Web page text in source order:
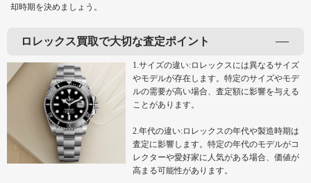
却時期を決めましょう。
ロレックス買取で大切な査定ポイント
1.サイズの違い:ロレックスには異なるサイズ
やモデルが存在します。特定のサイズやモデ
ルの需要が高い場合、査定額に影響を与える
ことがあります。
2.年代の違い:ロレックスの年代や製造時期は
査定に影響します。特定の年代のモデルがコ
レクターや愛好家に人気がある場合、価値が
高まる可能性があります。